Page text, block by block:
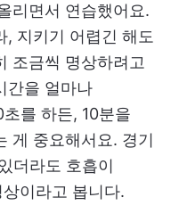
리면서 연습했어요.
, 지키기 어렵긴 해도
조금씩 명상하려고
간을 얼마나
를 하든, 10분을
게 중요해서요. 경기
더라도 호흡이
이라고 봅니다.